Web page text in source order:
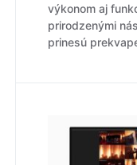
výkonom aj
prirodzenými
prinesú